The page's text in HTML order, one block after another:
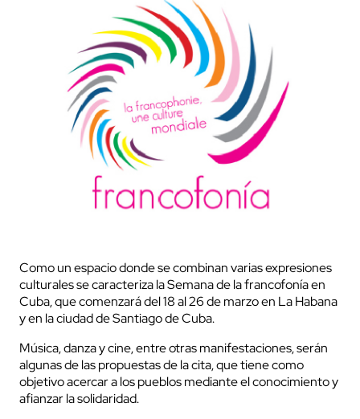
Como un espacio donde se combinan varias expresiones
culturales se caracteriza la Semana de la francofonía en
Cuba, que comenzará del 18 al 26 de marzo en La Habana
y en la ciudad de Santiago de Cuba.
Música, danza y cine, entre otras manifestaciones, serán
algunas de las propuestas de la cita, que tiene como
objetivo acercar a los pueblos mediante el conocimiento y
afianzar la solidaridad.